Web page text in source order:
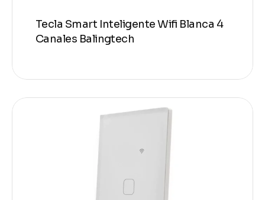
Tecla Smart Inteligente Wifi Blanca 4
Canales Balingtech